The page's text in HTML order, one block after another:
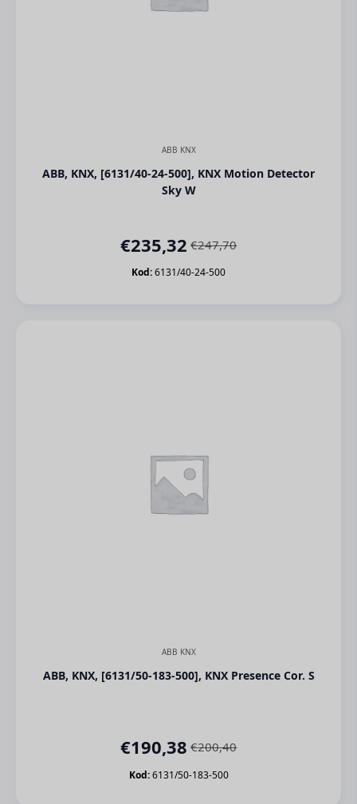
ABB KNX
ABB, KNX, [6131/40-24-500], KNX Motion Detector
Sky W
€247,70
Orijinal
fiyat:
€235,32Şu
andaki
Kod:6131/40-24-500
ABB KNX
ABB, KNX, [6131/50-183-500], KNX Presence Cor. S
€200,40
Orijinal
fiyat:
€190,38Şu
andaki
Kod:6131/50-183-500